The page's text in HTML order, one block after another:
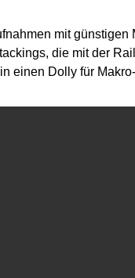
mit
die mit der
einen Dolly für